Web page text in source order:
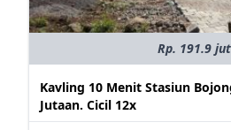
Rp. 191.9
Kavling 10 Menit Stasiun
Jutaan. Cicil 12x